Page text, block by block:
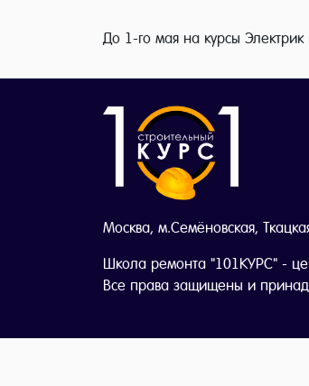
До 1-го мая на курсы
Москва, м.Семёновская,
Школа ремонта "101КУРС" -
Все права защищены и